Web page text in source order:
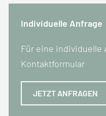
Individuelle Anfrage
Für eine individuelle
Kontaktformular
JETZT ANFRAGEN